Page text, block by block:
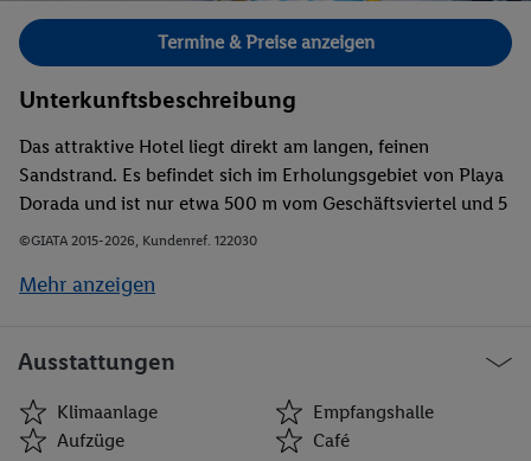
Bild 1 von 33.
Termine & Preise anzeigen
Unterkunftsbeschreibung
Das attraktive Hotel liegt direkt am langen, feinen
Sandstrand. Es befindet sich im Erholungsgebiet von Playa
Dorada und ist nur etwa 500 m vom Geschäftsviertel und 5
Kilometer vom Stadtzentrum entfernt. Puerto Plata erreicht
©GIATA 2015-2026, Kundenref. 122030
Mehr anzeigen
Ausstattungen
Klimaanlage
Empfangshalle
Aufzüge
Café